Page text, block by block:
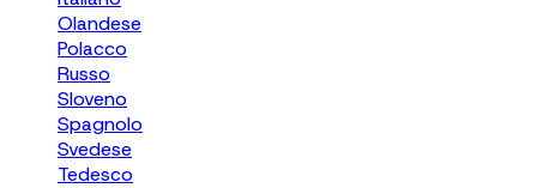
Olandese
Polacco
Russo
Sloveno
Spagnolo
Svedese
Tedesco